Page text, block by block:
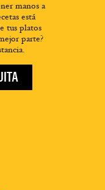
manos a
está
tus platos
parte?